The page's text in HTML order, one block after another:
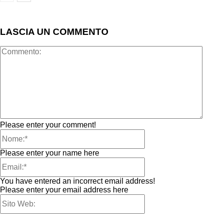
LASCIA UN COMMENTO
Please enter your comment!
Please enter your name here
You have entered an incorrect email address!
Please enter your email address here